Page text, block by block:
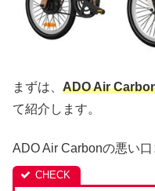
まずは、 ADO Air
て紹介します。
ADO Air Carbonの悪い口